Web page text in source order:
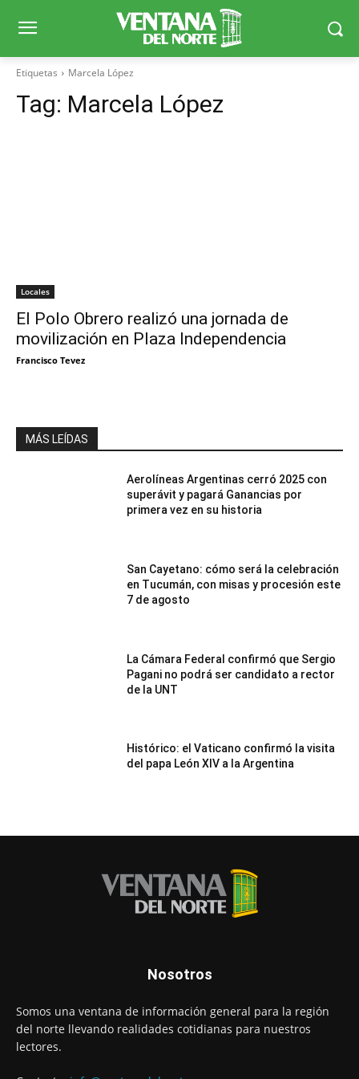
Etiquetas Marcela López
Tag: Marcela López
Locales
El Polo Obrero realizó una jornada de
movilización en Plaza Independencia
Francisco Tevez
MÁS LEÍDAS
Aerolíneas Argentinas cerró 2025 con
superávit y pagará Ganancias por
primera vez en su historia
San Cayetano: cómo será la celebración
en Tucumán, con misas y procesión este
7 de agosto
La Cámara Federal confirmó que Sergio
Pagani no podrá ser candidato a rector
de la UNT
Histórico: el Vaticano confirmó la visita
del papa León XIV a la Argentina
Nosotros
Somos una ventana de información general para la región
del norte llevando realidades cotidianas para nuestros
lectores.